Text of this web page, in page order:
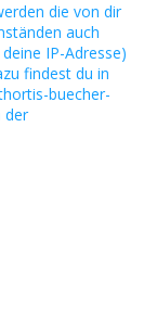
die von dir
auch
IP-Adresse)
findest du in
buecher-
der